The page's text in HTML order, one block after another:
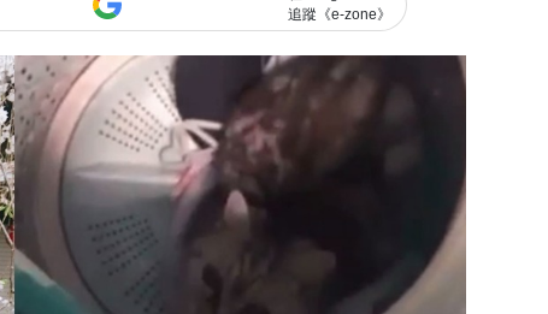
追蹤《e-zone》